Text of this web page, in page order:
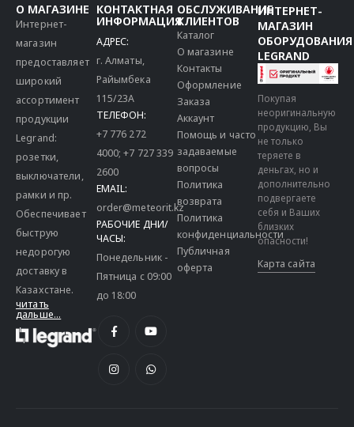
О МАГАЗИНЕ
Интернет-
магазин
предоставляет
широкий
ассортимент
продукции
Legrand:
розетки,
выключатели,
рамки и пр.
Обеспечивает
быструю
недорогую
доставку в
Казахстане.
читать
дальше...
КОНТАКТНАЯ
ИНФОРМАЦИЯ
АДРЕС:
г. Алматы,
Райымбека
115/23A
ТЕЛЕФОН:
+7 776 272
4000;+7 727 339
2600
EMAIL:
order@meteorit.kz
РАБОЧИЕ ДНИ/
ЧАСЫ:
Понедельник -
Пятница с 09:00
до 18:00
ОБСЛУЖИВАНИЕ
КЛИЕНТОВ
Каталог
О магазине
Контакты
Оформление
Заказа
Аккаунт
Помощь и часто
задаваемые
вопросы
Политика
возврата
Политика
конфиденциальности
Публичная
оферта
ИНТЕРНЕТ-
МАГАЗИН
ОБОРУДОВАНИЯ
LEGRAND
Покупая
неоригинальную
продукцию, Вы
не только
теряете в
деньгах, но и
дополнительно
подвергаете
себя и Ваших
близких
опасности!
Карта сайта